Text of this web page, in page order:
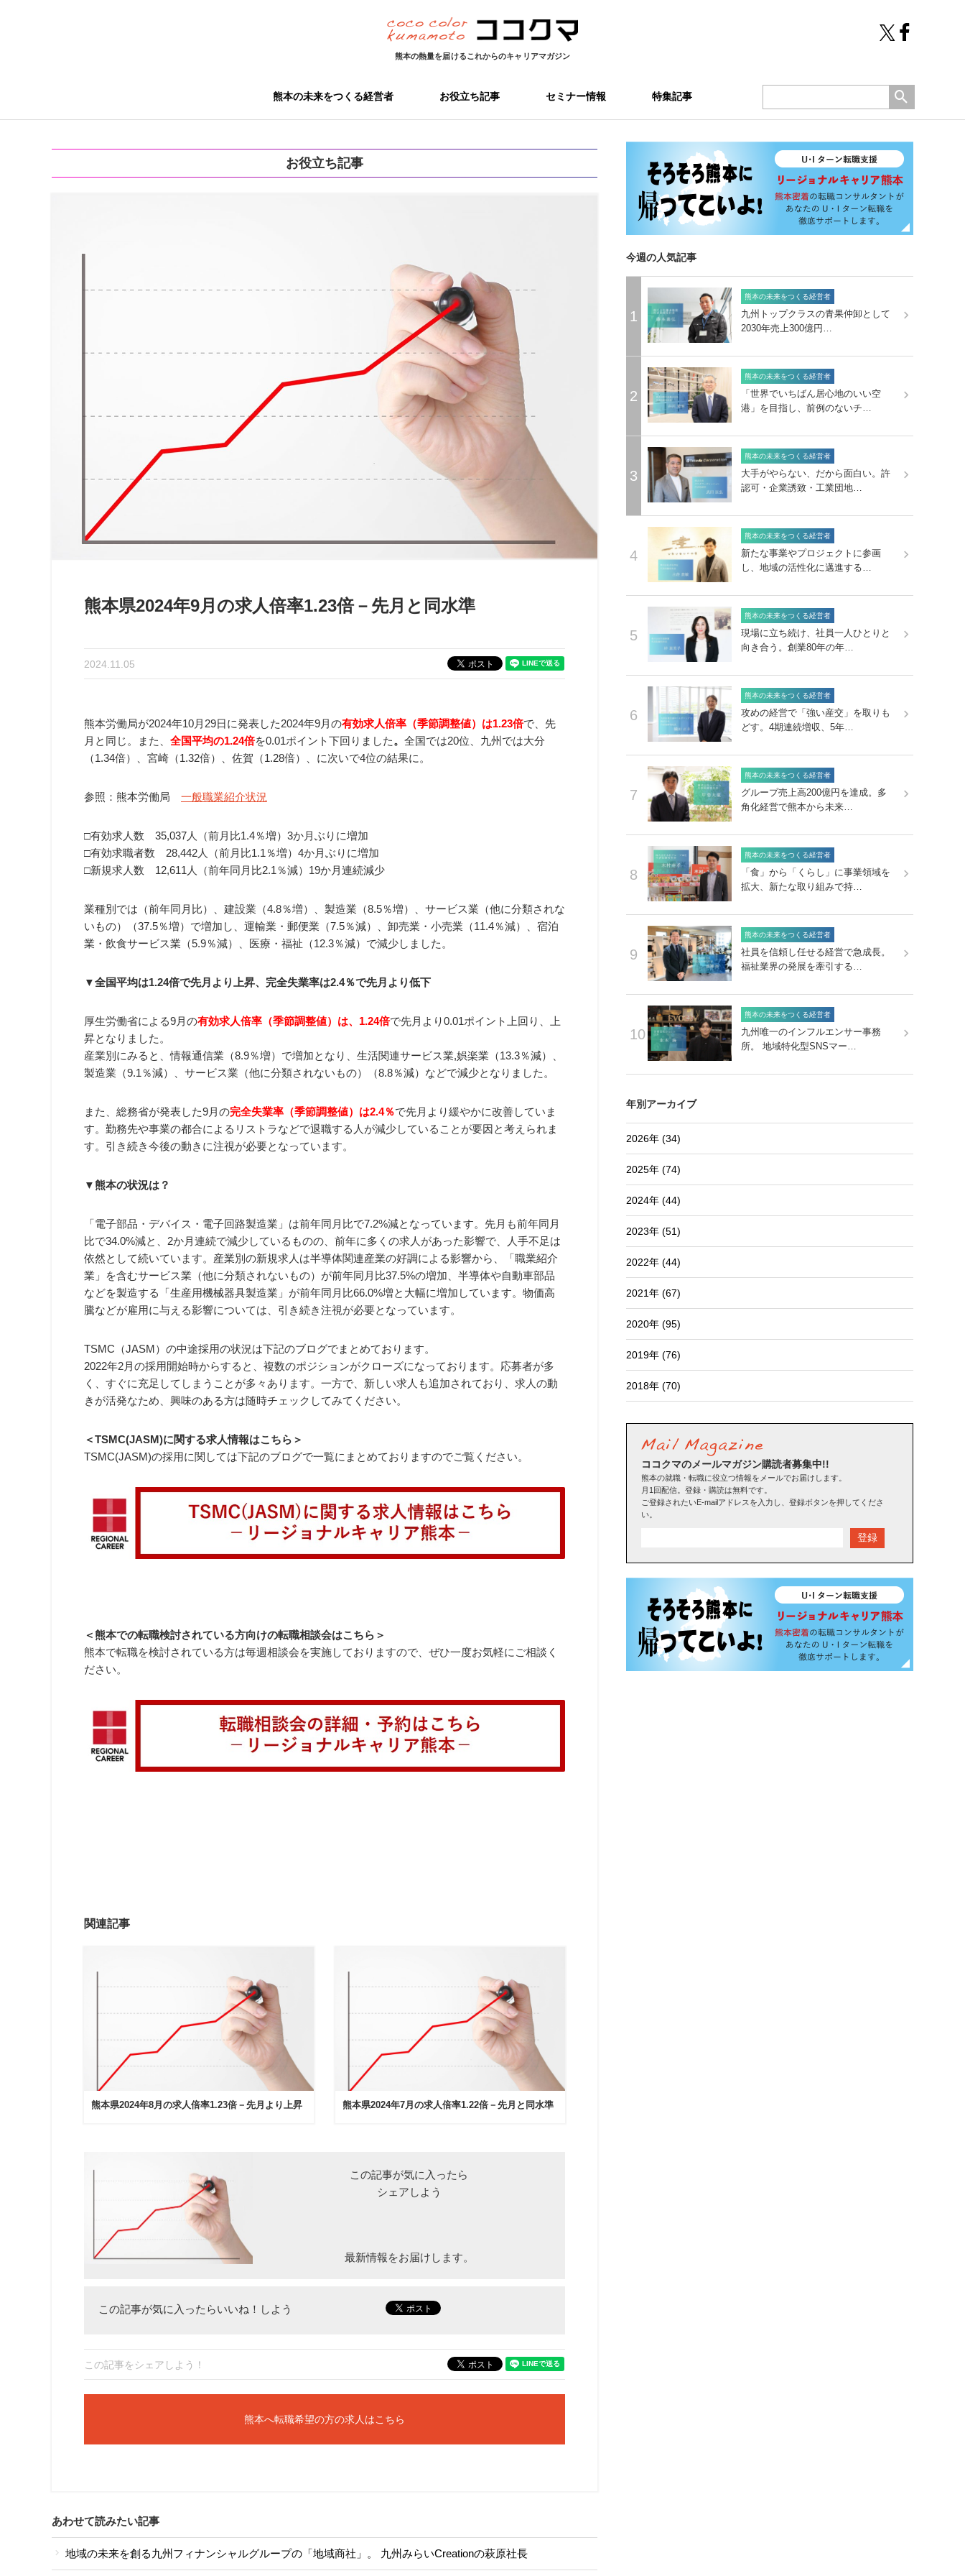
熊本の熱量を届けるこれからのキャリアマガジン
熊本の未来をつくる経営者 お役立ち記事 セミナー情報 特集記事
お役立ち記事
熊本県2024年9月の求人倍率1.23倍－先月と同水準
2024.11.05
熊本労働局が2024年10月29日に発表した2024年9月の有効求人倍率（季節調整値）は1.23倍で、先
月と同じ。また、 全国平均の1.24倍を0.01ポイント下回りました。 全国では20位、九州では大分
（1.34倍）、宮崎（1.32倍）、佐賀（1.28倍）、に次いで4位の結果に。
参照：熊本労働局 一般職業紹介状況
□有効求人数 35,037人（前月比1.4％増）3か月ぶりに増加
□有効求職者数 28,442人（前月比1.1％増）4か月ぶりに増加
□新規求人数 12,611人（前年同月比2.1％減）19か月連続減少
業種別では（前年同月比）、建設業（4.8％増）、製造業（8.5％増）、サービス業（他に分類されな
いもの）（37.5％増）で増加し、運輸業・郵便業（7.5％減）、卸売業・小売業（11.4％減）、宿泊
業・飲食サービス業（5.9％減）、医療・福祉（12.3％減）で減少しました。
▼全国平均は1.24倍で先月より上昇、完全失業率は2.4％で先月より低下
厚生労働省による9月の有効求人倍率（季節調整値）は、1.24倍で先月より0.01ポイント上回り、上
昇となりました。
産業別にみると、情報通信業（8.9％増）で増加となり、生活関連サービス業,娯楽業（13.3％減）、
製造業（9.1％減）、サービス業（他に分類されないもの）（8.8％減）などで減少となりました。
また、総務省が発表した9月の完全失業率（季節調整値）は2.4％で先月より緩やかに改善していま
す。勤務先や事業の都合によるリストラなどで退職する人が減少していることが要因と考えられま
す。引き続き今後の動きに注視が必要となっています。
▼熊本の状況は？
「電子部品・デバイス・電子回路製造業」は前年同月比で7.2%減となっています。先月も前年同月
比で34.0%減と、2か月連続で減少しているものの、前年に多くの求人があった影響で、人手不足は
依然として続いています。産業別の新規求人は半導体関連産業の好調による影響から、「職業紹介
業」を含むサービス業（他に分類されないもの）が前年同月比37.5%の増加、半導体や自動車部品
などを製造する「生産用機械器具製造業」が前年同月比66.0%増と大幅に増加しています。物価高
騰などが雇用に与える影響については、引き続き注視が必要となっています。
TSMC（JASM）の中途採用の状況は下記のブログでまとめております。
2022年2月の採用開始時からすると、複数のポジションがクローズになっております。応募者が多
く、すぐに充足してしまうことが多々あります。一方で、新しい求人も追加されており、求人の動
きが活発なため、興味のある方は随時チェックしてみてください。
＜TSMC(JASM)に関する求人情報はこちら＞
TSMC(JASM)の採用に関しては下記のブログで一覧にまとめておりますのでご覧ください。
＜熊本での転職検討されている方向けの転職相談会はこちら＞
熊本で転職を検討されている方は毎週相談会を実施しておりますので、ぜひ一度お気軽にご相談く
ださい。
関連記事
熊本県2024年8月の求人倍率1.23倍－先月より上昇 熊本県2024年7月の求人倍率1.22倍－先月と同水準
この記事が気に入ったら
シェアしよう
最新情報をお届けします。
この記事が気に入ったらいいね！しよう
この記事をシェアしよう！
熊本へ転職希望の方の求人はこちら
あわせて読みたい記事
地域の未来を創る九州フィナンシャルグループの「地域商社」。 九州みらいCreationの萩原社長
今週の人気記事
1
熊本の未来をつくる経営者
九州トップクラスの青果仲卸として
2030年売上300億円…
2
熊本の未来をつくる経営者
「世界でいちばん居心地のいい空
港」を目指し、前例のないチ…
3
熊本の未来をつくる経営者
大手がやらない、だから面白い。許
認可・企業誘致・工業団地…
4
熊本の未来をつくる経営者
新たな事業やプロジェクトに参画
し、地域の活性化に邁進する…
5
熊本の未来をつくる経営者
現場に立ち続け、社員一人ひとりと
向き合う。創業80年の年…
6
熊本の未来をつくる経営者
攻めの経営で「強い産交」を取りも
どす。4期連続増収、5年…
7
熊本の未来をつくる経営者
グループ売上高200億円を達成。多
角化経営で熊本から未来…
8
熊本の未来をつくる経営者
「食」から「くらし」に事業領域を
拡大、新たな取り組みで持…
9
熊本の未来をつくる経営者
社員を信頼し任せる経営で急成長。
福祉業界の発展を牽引する…
10
熊本の未来をつくる経営者
九州唯一のインフルエンサー事務
所。 地域特化型SNSマー…
年別アーカイブ
2026年 (34)
2025年 (74)
2024年 (44)
2023年 (51)
2022年 (44)
2021年 (67)
2020年 (95)
2019年 (76)
2018年 (70)
ココクマのメールマガジン購読者募集中!!
熊本の就職・転職に役立つ情報をメールでお届けします。
月1回配信。登録・購読は無料です。
ご登録されたいE-mailアドレスを入力し、登録ボタンを押してくださ
い。
登録